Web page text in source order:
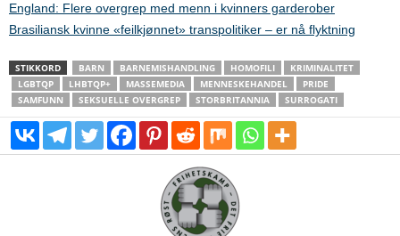
England: Flere overgrep med menn i kvinners garderober
Brasiliansk kvinne «feilkjønnet» transpolitiker – er nå flyktning
STIKKORD BARN BARNEMISHANDLING HOMOFILI
KRIMINALITET
LGBTQP
LHBTQP+ MASSEMEDIA MENNESKEHANDEL
PRIDE
SAMFUNN
SEKSUELLE OVERGREP STORBRITANNIA SURROGATI